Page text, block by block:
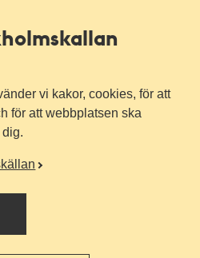
vi kakor, cookies, för att
för att webbplatsen ska